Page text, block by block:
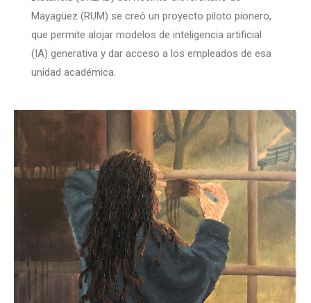
Mayagüez (RUM) se creó un proyecto piloto pionero,
que permite alojar modelos de inteligencia artificial
(IA) generativa y dar acceso a los empleados de esa
unidad académica.